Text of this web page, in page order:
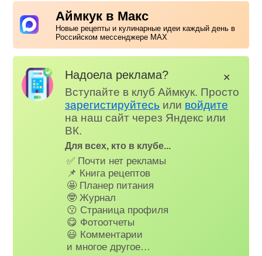
Аймкук в Макс
Новые рецепты и кулинарные идеи каждый день в
Российском мессенджере MAX
Надоела реклама?
Вступайте в клуб Аймкук. Просто
зарегистируйтесь или войдите
на наш сайт через Яндекс или
ВК.
Для всех, кто в клубе...
✅ Почти нет рекламы
📌 Книга рецептов
🤩 Планер питания
🤓 Журнал
😗 Страница профиля
😋 Фотоотчеты
😃 Комментарии
и многое другое…
✕